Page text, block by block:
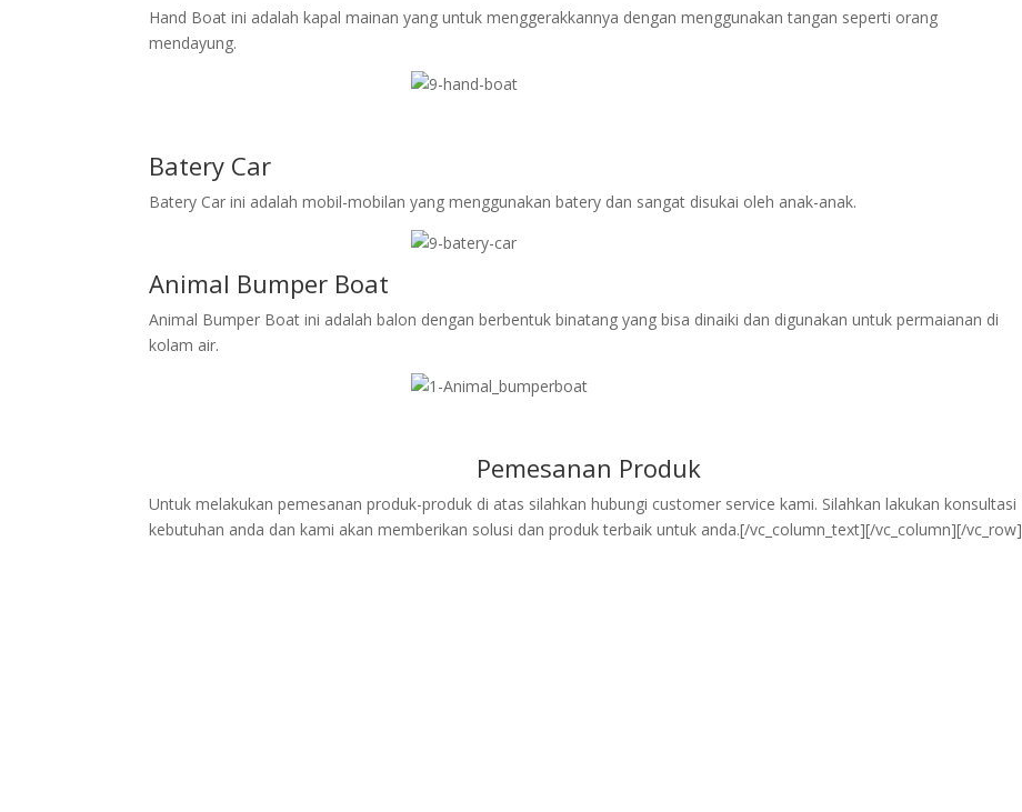
Hand Boat ini adalah kapal mainan yang untuk menggerakkannya dengan menggunakan tangan seperti orang
mendayung.
Batery Car
Batery Car ini adalah mobil-mobilan yang menggunakan batery dan sangat disukai oleh anak-anak.
Animal Bumper Boat
Animal Bumper Boat ini adalah balon dengan berbentuk binatang yang bisa dinaiki dan digunakan untuk permaianan di
kolam air.
Pemesanan Produk
Untuk melakukan pemesanan produk-produk di atas silahkan hubungi customer service kami. Silahkan lakukan konsultasi
kebutuhan anda dan kami akan memberikan solusi dan produk terbaik untuk anda.[/vc_column_text][/vc_column][/vc_row]